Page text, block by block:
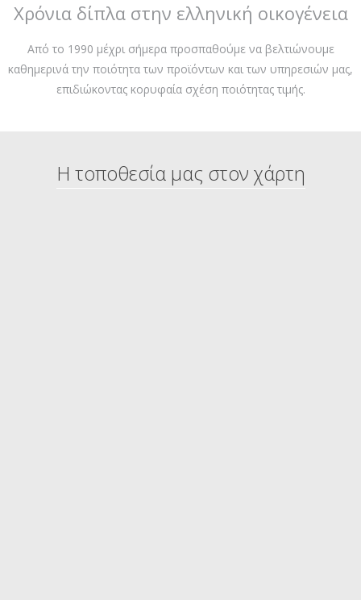
Χρόνια δίπλα στην ελληνική οικογένεια
Από το 1990 μέχρι σήμερα προσπαθούμε να βελτιώνουμε
καθημερινά την ποιότητα των προϊόντων και των υπηρεσιών μας,
επιδιώκοντας κορυφαία σχέση ποιότητας τιμής.
Η τοποθεσία μας στον χάρτη